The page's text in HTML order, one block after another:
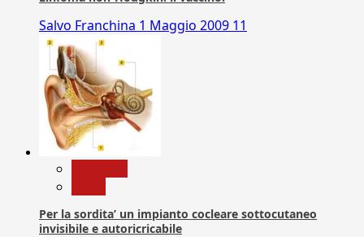
Salvo Franchina 1 Maggio 2009 11
Per la sordita’ un impianto cocleare sottocutaneo
invisibile e autoricricabile